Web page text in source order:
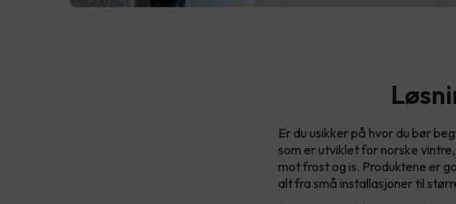
Er du usikker på hvor du bør
som er utviklet for norske
mot frost og is. Produktene er
alt fra små installasjoner til